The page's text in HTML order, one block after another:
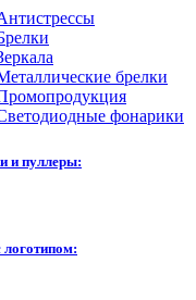
брелки
фонарики
и пуллеры:
логотипом: